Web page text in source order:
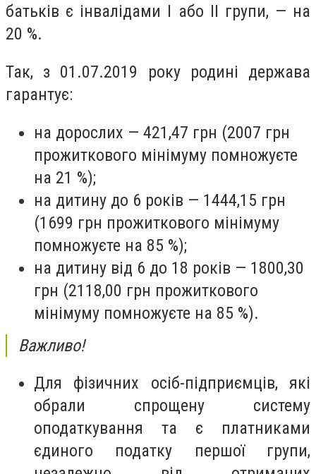
батьків є інвалідами I або II групи, — на
20 %.
Так, з 01.07.2019 року родині держава
гарантує:
на дорослих — 421,47 грн (2007 грн
прожиткового мінімуму помножуєте
на 21 %);
на дитину до 6 років — 1444,15 грн
(1699 грн прожиткового мінімуму
помножуєте на 85 %);
на дитину від 6 до 18 років — 1800,30
грн (2118,00 грн прожиткового
мінімуму помножуєте на 85 %).
Важливо!
Для фізичних осіб-підприємців, які
обрали спрощену систему
оподаткування та є платниками
єдиного податку першої групи,